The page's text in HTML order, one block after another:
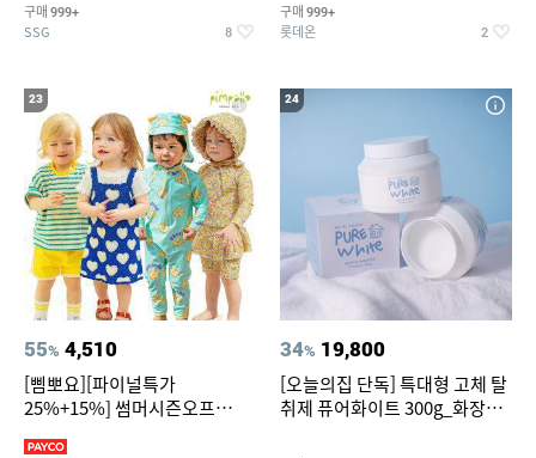
구매 999+
SSG 8
구매 999+
롯데온 2
23
55% 4,510
[삠뽀요][파이널특가
25%+15%] 썸머시즌오프
24
34% 19,800
[오늘의집 단독] 특대형 고체 탈
취제 퓨어화이트 300g_화장실